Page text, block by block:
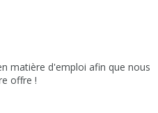
matière d'emploi afin que nous
offre !